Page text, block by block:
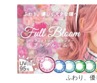
ふわり、優